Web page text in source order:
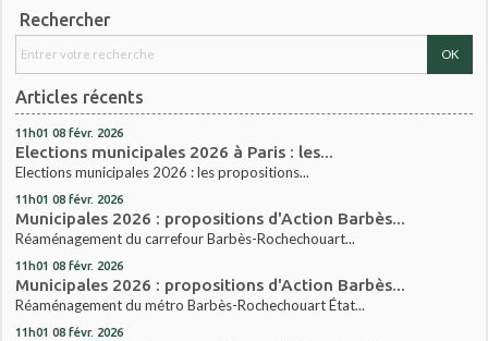
Rechercher
Articles récents
11h01 08 févr. 2026
Elections municipales 2026 à Paris : les...
Elections municipales 2026 : les propositions...
11h01 08 févr. 2026
Municipales 2026 : propositions d'Action Barbès...
Réaménagement du carrefour Barbès-Rochechouart...
11h01 08 févr. 2026
Municipales 2026 : propositions d'Action Barbès...
Réaménagement du métro Barbès-Rochechouart État...
11h01 08 févr. 2026